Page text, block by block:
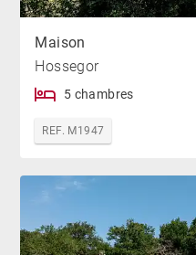
Maison
Hossegor
5 chambres
REF. M1947